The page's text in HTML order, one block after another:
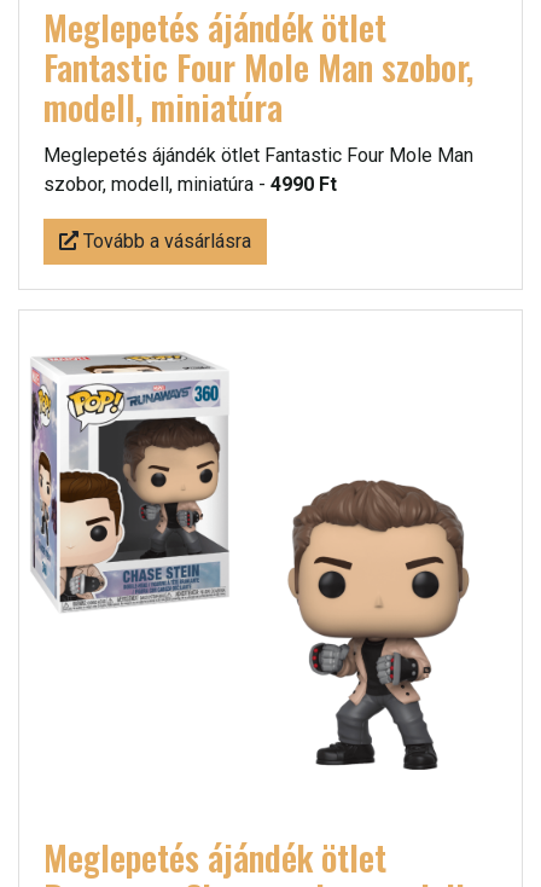
Meglepetés ájándék ötlet
Fantastic Four Mole Man szobor,
modell, miniatúra
Meglepetés ájándék ötlet Fantastic Four Mole Man
szobor, modell, miniatúra - 4990 Ft
Tovább a vásárlásra
Meglepetés ájándék ötlet